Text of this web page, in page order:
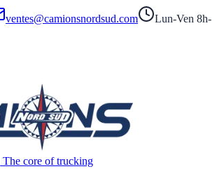
ventes@camionsnordsud.com
Lun-Ven 8h-
The core of trucking